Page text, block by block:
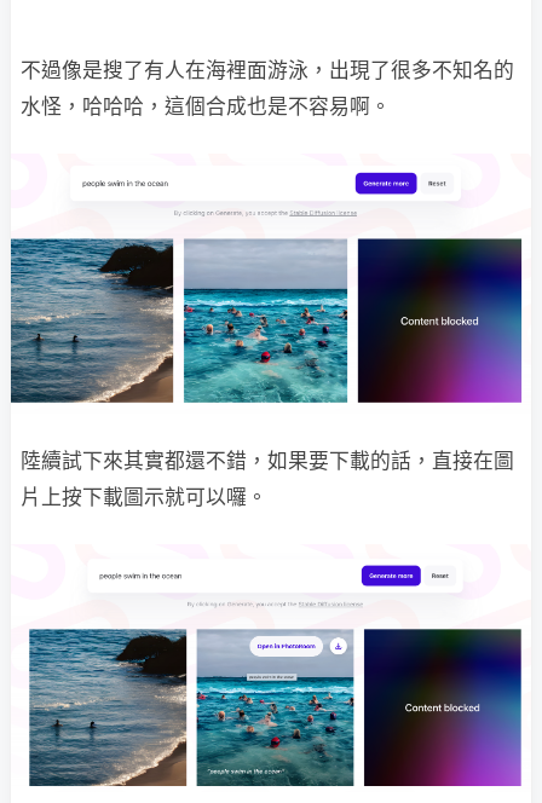
不過像是搜了有人在海裡面游泳，出現了很多不知名的
水怪，哈哈哈，這個合成也是不容易啊。
陸續試下來其實都還不錯，如果要下載的話，直接在圖
片上按下載圖示就可以囉。